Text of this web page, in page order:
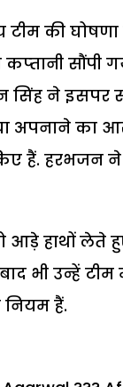
की घोषणा
सौंपी
ने इसपर
अपनाने का
हैं. हरभजन
हाथों लेते
भी उन्हें
हैं.